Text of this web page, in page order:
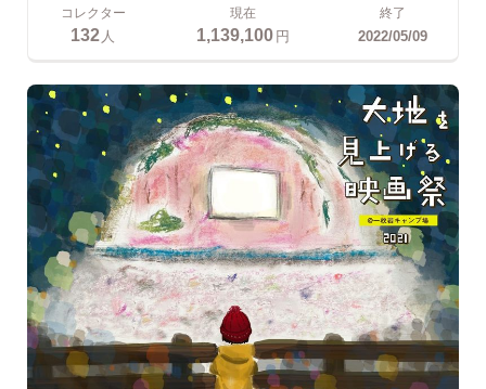
コレクター
132 人
現在
1,139,100円
終了
2022/05/09